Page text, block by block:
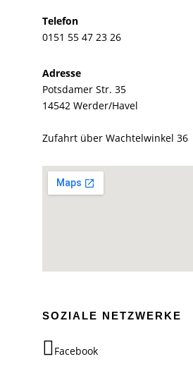
Telefon
0151 55 47 23 26
Adresse
Potsdamer Str. 35
14542 Werder/Havel
Zufahrt über Wachtelwinkel 36
SOZIALE NETZWERKE
Facebook